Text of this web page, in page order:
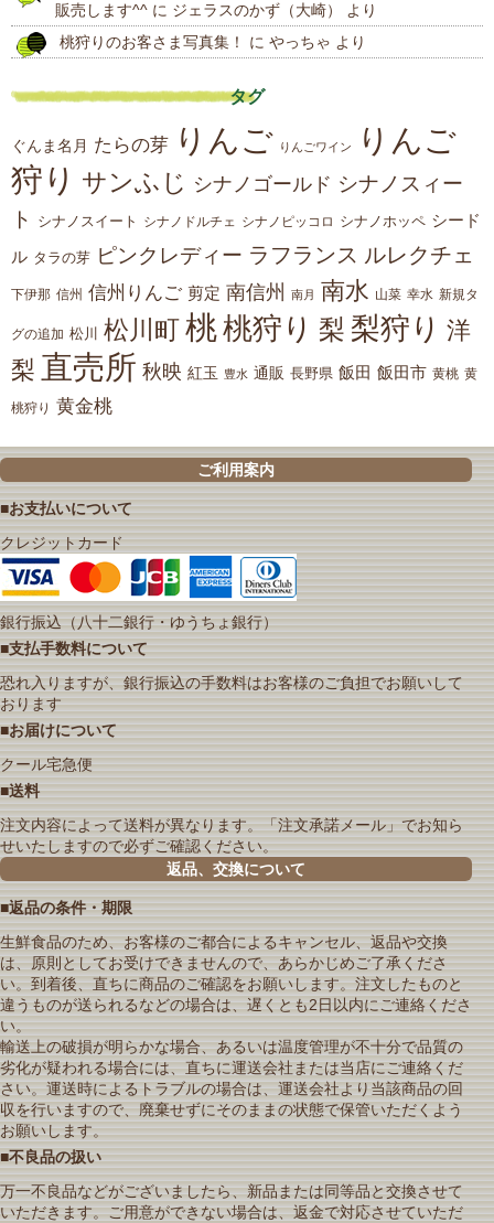
販売します^^ に ジェラスのかず（大崎）
より
桃狩りのお客さま写真集！
に やっちゃ より
タグ
ぐんま名月 たらの芽 りんご りんごワイン
りんご
狩り サンふじ シナノゴールド シナノスィー
ト
シナノスイート シナノドルチェ シナノピッコロ シナノホッペ シード
ル タラの芽 ピンクレディー ラフランス ルレクチェ
下伊那 信州 信州りんご 剪定 南信州 南月 南水 山菜 幸水 新規タ
グの追加 松川 松川町 桃桃狩り 梨 梨狩り 洋
梨 直売所 秋映 紅玉 豊水 通販 長野県 飯田 飯田市 黄桃 黄
桃狩り 黄金桃
ご利用案内
■お支払いについて
クレジットカード
銀行振込（八十二銀行・ゆうちょ銀行）
■支払手数料について
恐れ入りますが、銀行振込の手数料はお客様のご負担でお願いして
おります
■お届けについて
クール宅急便
■送料
注文内容によって送料が異なります。「注文承諾メール」でお知ら
せいたしますので必ずご確認ください。
返品、交換について
■返品の条件・期限
生鮮食品のため、お客様のご都合によるキャンセル、返品や交換
は、原則としてお受けできませんので、あらかじめご了承くださ
い。到着後、直ちに商品のご確認をお願いします。注文したものと
違うものが送られるなどの場合は、遅くとも2日以内にご連絡くださ
い。
輸送上の破損が明らかな場合、あるいは温度管理が不十分で品質の
劣化が疑われる場合には、直ちに運送会社または当店にご連絡くだ
さい。運送時によるトラブルの場合は、運送会社より当該商品の回
収を行いますので、廃棄せずにそのままの状態で保管いただくよう
お願いします。
■不良品の扱い
万一不良品などがございましたら、新品または同等品と交換させて
いただきます。ご用意ができない場合は、返金で対応させていただ